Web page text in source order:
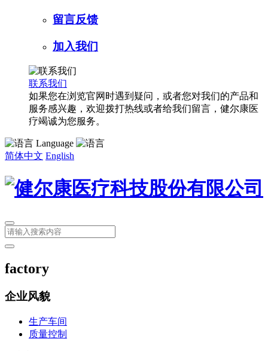
留言反馈
加入我们
联系我们
如果您在浏览官网时遇到疑问，或者您对我们的产品和
服务感兴趣，欢迎拨打热线或者给我们留言，健尔康医
疗竭诚为您服务。
Language
简体中文 English
factory
企业风貌
生产车间
质量控制